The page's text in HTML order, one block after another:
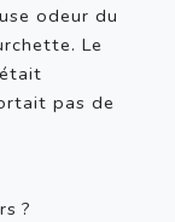
odeur du
Le
pas de
?